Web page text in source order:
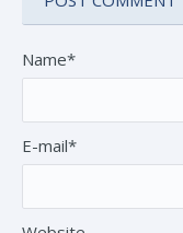
Name*
E-mail*